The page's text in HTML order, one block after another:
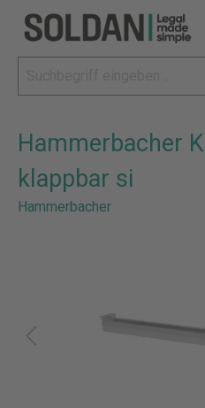
Hammerbacher
klappbar si
Hammerbacher